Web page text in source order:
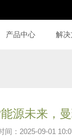
产品中心 解决
源未来，
间：2025-09-01